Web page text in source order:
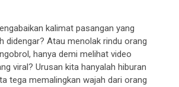
kalimat pasangan yang
didengar? Atau menolak rindu orang
hanya demi melihat video
viral? Urusan kita hanyalah hiburan
tega memalingkan wajah dari orang